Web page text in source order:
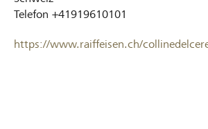
Telefon +41919610101
https://www.raiffeisen.ch/